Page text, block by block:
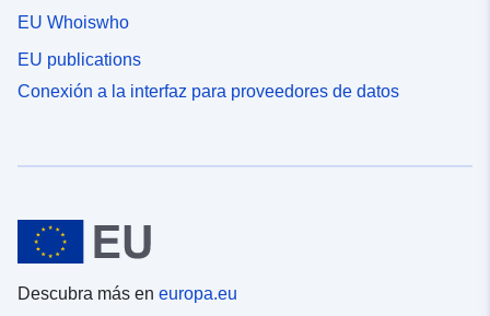
EU Whoiswho
EU publications
Conexión a la interfaz para proveedores de datos
Descubra más en europa.eu